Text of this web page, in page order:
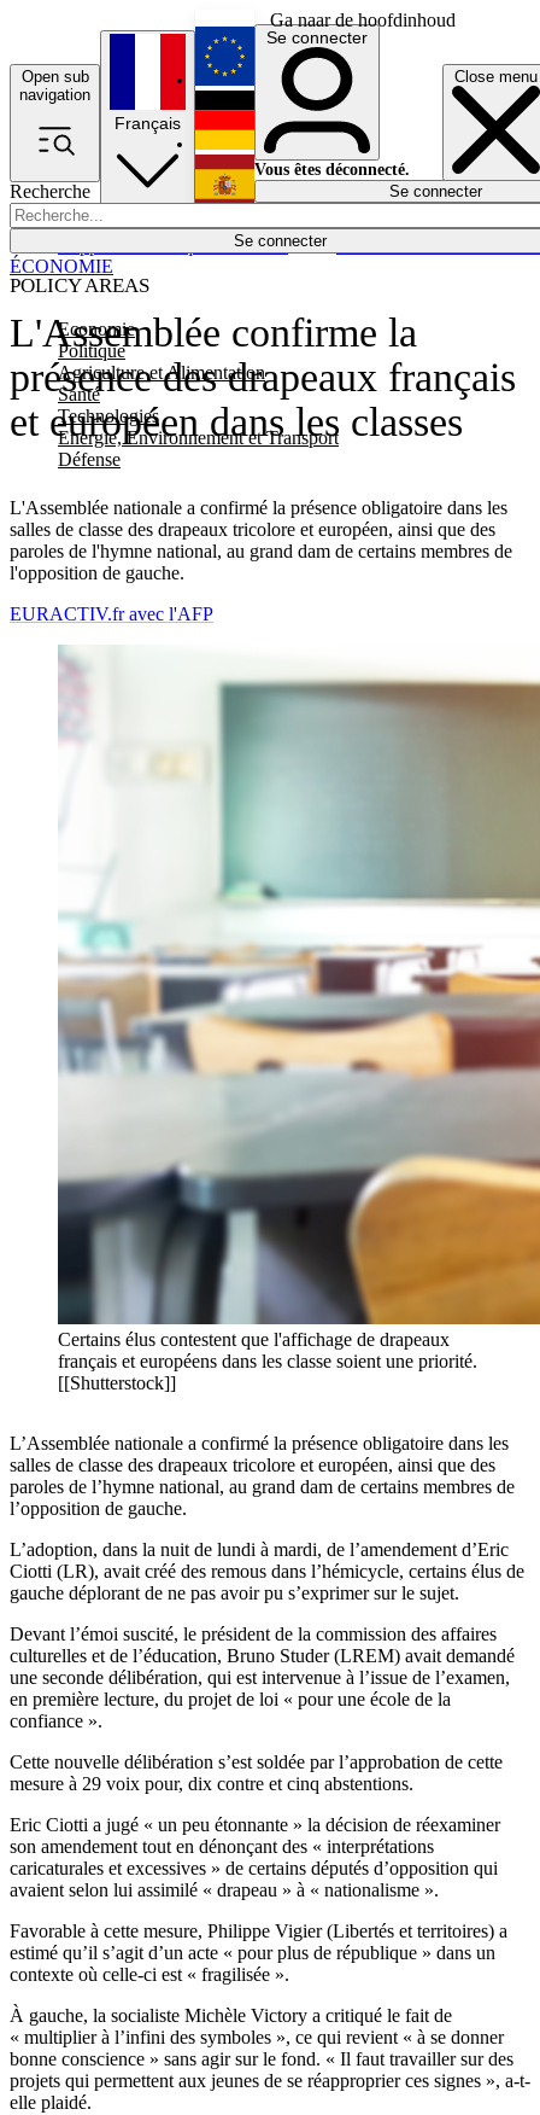
Ga naar de hoofdinhoud
Open sub
navigation
Close menu
Recherche
Se connecter
POLICY AREAS
Economie
Politique
Agriculture et Alimentation
Santé
Technologies
Energie, Environnement et Transport
Défense
Économie
Français
English
Deutsch
Español
Se connecter
Vous êtes déconnecté.
Se connecter
L'Assemblée confirme la
présence des drapeaux français
et européen dans les classes
L'Assemblée nationale a confirmé la présence obligatoire dans les
salles de classe des drapeaux tricolore et européen, ainsi que des
paroles de l'hymne national, au grand dam de certains membres de
l'opposition de gauche.
ÉCONOMIE
EURACTIV.fr avec l'AFP
Certains élus contestent que l'affichage de drapeaux
français et européens dans les classe soient une priorité.
[[Shutterstock]]
L’Assemblée nationale a confirmé la présence obligatoire dans les
salles de classe des drapeaux tricolore et européen, ainsi que des
paroles de l’hymne national, au grand dam de certains membres de
l’opposition de gauche.
L’adoption, dans la nuit de lundi à mardi, de l’amendement d’Eric
Ciotti (LR), avait créé des remous dans l’hémicycle, certains élus de
gauche déplorant de ne pas avoir pu s’exprimer sur le sujet.
Devant l’émoi suscité, le président de la commission des affaires
culturelles et de l’éducation, Bruno Studer (LREM) avait demandé
une seconde délibération, qui est intervenue à l’issue de l’examen,
en première lecture, du projet de loi « pour une école de la
confiance ».
Cette nouvelle délibération s’est soldée par l’approbation de cette
mesure à 29 voix pour, dix contre et cinq abstentions.
Eric Ciotti a jugé « un peu étonnante » la décision de réexaminer
son amendement tout en dénonçant des « interprétations
caricaturales et excessives » de certains députés d’opposition qui
avaient selon lui assimilé « drapeau » à « nationalisme ».
Favorable à cette mesure, Philippe Vigier (Libertés et territoires) a
estimé qu’il s’agit d’un acte « pour plus de république » dans un
contexte où celle-ci est « fragilisée ».
À gauche, la socialiste Michèle Victory a critiqué le fait de
« multiplier à l’infini des symboles », ce qui revient « à se donner
bonne conscience » sans agir sur le fond. « Il faut travailler sur des
projets qui permettent aux jeunes de se réapproprier ces signes », a-t-
elle plaidé.